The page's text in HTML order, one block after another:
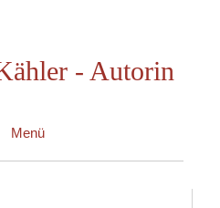
- Autorin
Menü